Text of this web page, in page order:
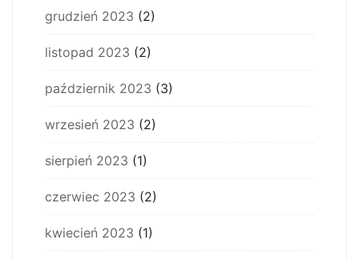
grudzień 2023 (2)
listopad 2023 (2)
październik 2023 (3)
wrzesień 2023 (2)
sierpień 2023 (1)
czerwiec 2023 (2)
kwiecień 2023 (1)